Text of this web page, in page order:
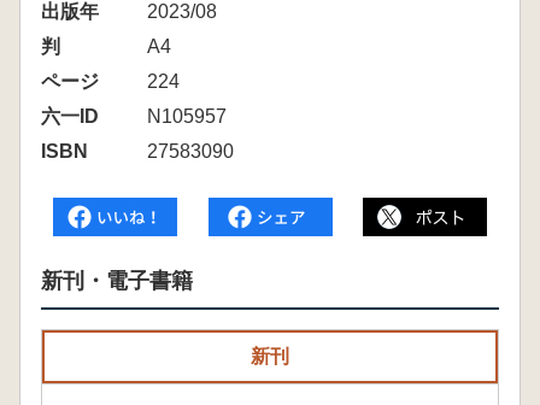
出版年
2023/08
判
A4
ページ
224
六一ID
N105957
ISBN
27583090
新刊・電子書籍
新刊